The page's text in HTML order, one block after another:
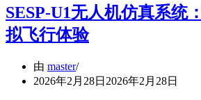
SESP-U1无人机仿真系统
拟飞行体验
由 master
2026年2月28日 2026年2月28日